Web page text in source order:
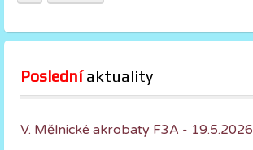
Poslední aktuality
V. Mělnické akrobaty F3A - 19.5.2026